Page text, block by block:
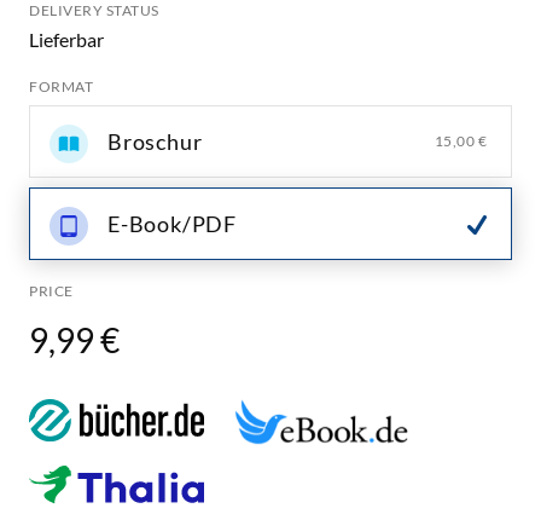
DELIVERY STATUS
Lieferbar
FORMAT
Broschur 15,00 €
E-Book/PDF
PRICE
9,99 €